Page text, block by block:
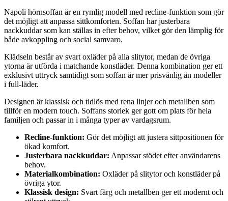
Napoli hörnsoffan är en rymlig modell med recline-funktion som gör
det möjligt att anpassa sittkomforten. Soffan har justerbara
nackkuddar som kan ställas in efter behov, vilket gör den lämplig för
både avkoppling och social samvaro.
Klädseln består av svart oxläder på alla slitytor, medan de övriga
ytorna är utförda i matchande konstläder. Denna kombination ger ett
exklusivt uttryck samtidigt som soffan är mer prisvänlig än modeller
i full-läder.
Designen är klassisk och tidlös med rena linjer och metallben som
tillför en modern touch. Soffans storlek ger gott om plats för hela
familjen och passar in i många typer av vardagsrum.
Recline-funktion: Gör det möjligt att justera sittpositionen för
ökad komfort.
Justerbara nackkuddar: Anpassar stödet efter användarens
behov.
Materialkombination: Oxläder på slitytor och konstläder på
övriga ytor.
Klassisk design: Svart färg och metallben ger ett modernt och